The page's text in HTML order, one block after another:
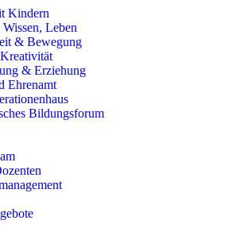
Kindern
Leben
& Bewegung
& Erziehung
Ehrenamt
Bildungsforum